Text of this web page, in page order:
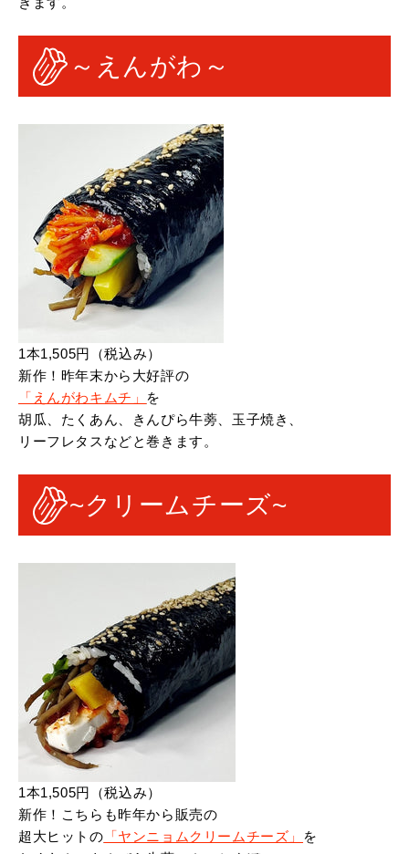
～えんがわ～
1本1,505円（税込み）
新作！昨年末から大好評の
「えんがわキムチ」 を
胡瓜、たくあん、きんぴら牛蒡、玉子焼き、
リーフレタスなどと巻きます。
~クリームチーズ~
1本1,505円（税込み）
新作！こちらも昨年から販売の
超大ヒットの 「ヤンニョムクリームチーズ」
を